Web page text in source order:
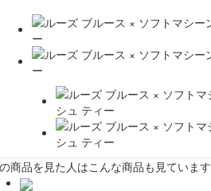
商品を見た人はこんな商品も見ています